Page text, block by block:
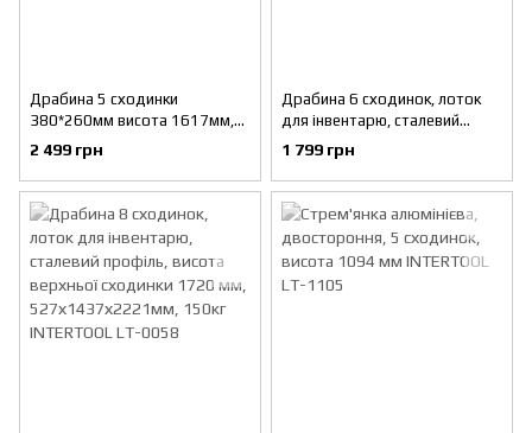
Драбина 5 сходинки
380*260мм висота 1617мм,
до верхньої сходинки
1215мм INTERTOOL LT-0039
2 499 грн
Драбина 6 сходинок, лоток
для інвентарю, сталевий
профіль, висота верхньої
сходинки 1280 мм,
481*1138*1787 мм, 150 кг
INTERTOOL LT-0056
1 799 грн